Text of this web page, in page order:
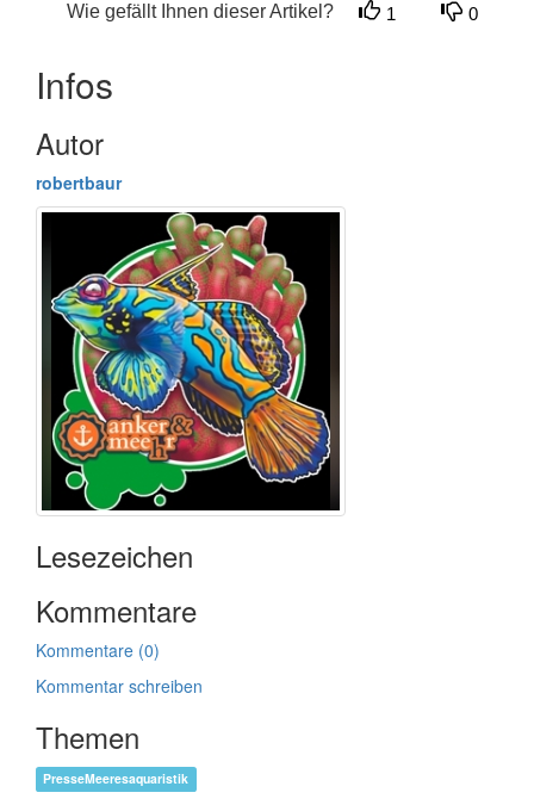
Wie gefällt Ihnen dieser Artikel? 1 0
Infos
Autor
robertbaur
Lesezeichen
Kommentare
Kommentare (0)
Kommentar schreiben
Themen
PresseMeeresaquaristik